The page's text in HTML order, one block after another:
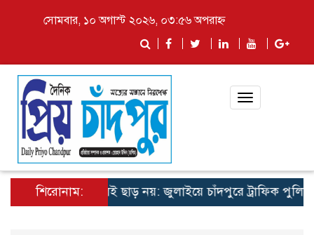
সোমবার, ১০ অগাস্ট ২০২৬, ০৩:৫৬ অপরাহ্ন
Toggle
শিরোনাম:
আইন ভাঙলেই ছাড় নয়: জুলাইয়ে চাঁদপুরে ট্রাফিক পুলিশের